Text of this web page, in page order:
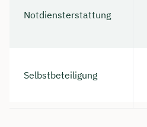
Notdiensterstattung
Selbstbeteiligung